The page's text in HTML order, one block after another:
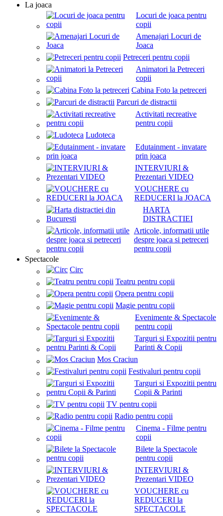
La joaca
Locuri de joaca pentru
copii
Amenajari Locuri de
Joaca
Petreceri pentru copii
Animatori la Petreceri
copii
Cabina Foto la petreceri
Parcuri de distractii
Activitati recreative
pentru copii
Ludoteca
Edutainment - invatare
prin joaca
INTERVIURI &
Prezentari VIDEO
VOUCHERE cu
REDUCERI la JOACA
HARTA
DISTRACTIEI
Articole, informatii utile
despre joaca si petreceri
pentru copii
Spectacole
Circ
Teatru pentru copii
Opera pentru copii
Magie pentru copii
Evenimente & Spectacole
pentru copii
Targuri si Expozitii pentru
Parinti & Copii
Mos Craciun
Festivaluri pentru copii
Targuri si Expozitii pentru
Copii & Parinti
TV pentru copii
Radio pentru copii
Cinema - Filme pentru
copii
Bilete la Spectacole
pentru copii
INTERVIURI &
Prezentari VIDEO
VOUCHERE cu
REDUCERI la
SPECTACOLE